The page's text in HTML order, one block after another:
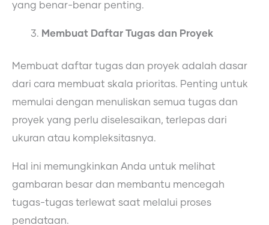
yang benar-benar penting.
Membuat Daftar Tugas dan Proyek
Membuat daftar tugas dan proyek adalah dasar
dari cara membuat skala prioritas. Penting untuk
memulai dengan menuliskan semua tugas dan
proyek yang perlu diselesaikan, terlepas dari
ukuran atau kompleksitasnya.
Hal ini memungkinkan Anda untuk melihat
gambaran besar dan membantu mencegah
tugas-tugas terlewat saat melalui proses
pendataan.